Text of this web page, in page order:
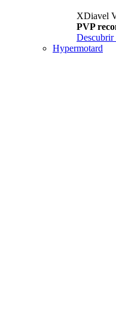
XDiavel
PVP
Descubrir
Hypermotard